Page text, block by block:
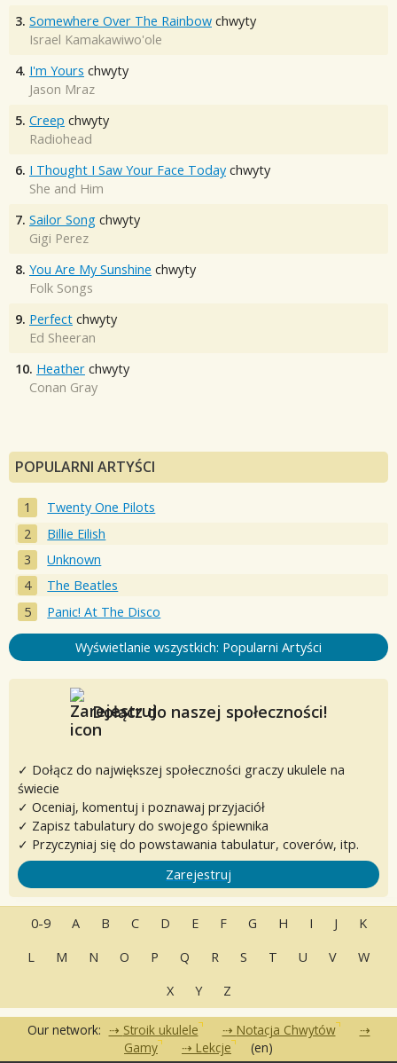
3. Somewhere Over The Rainbow chwyty
Israel Kamakawiwo'ole
4. I'm Yours chwyty
Jason Mraz
5. Creep chwyty
Radiohead
6. I Thought I Saw Your Face Today chwyty
She and Him
7. Sailor Song chwyty
Gigi Perez
8. You Are My Sunshine chwyty
Folk Songs
9. Perfect chwyty
Ed Sheeran
10. Heather chwyty
Conan Gray
POPULARNI ARTYŚCI
Twenty One Pilots
Billie Eilish
Unknown
The Beatles
Panic! At The Disco
Wyświetlanie wszystkich: Popularni Artyści
Dołącz do naszej społeczności!
✓ Dołącz do największej społeczności graczy ukulele na
świecie
✓ Oceniaj, komentuj i poznawaj przyjaciół
✓ Zapisz tabulatury do swojego śpiewnika
✓ Przyczyniaj się do powstawania tabulatur, coverów, itp.
Zarejestruj
0-9 A B C D E F G H I J
K
L
M N O P Q R S T U V
W
X
Y Z
Our network: Stroik ukulele
Notacja Chwytów
Gamy
Lekcje (en)